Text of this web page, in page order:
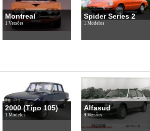
Montreal
1 Versões
Spider Series 2
1 Modelos
2000 (Tipo 105)
1 Modelos
Alfasud
9 Versões